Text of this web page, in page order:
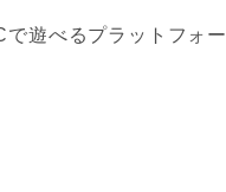
遊べるプラットフォー